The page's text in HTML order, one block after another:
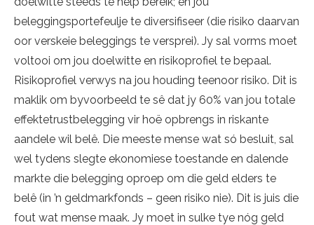
beleggingsportefeulje te diversifiseer (die risiko daarvan
oor verskeie beleggings te versprei). Jy sal vorms moet
voltooi om jou doelwitte en risikoprofiel te bepaal.
Risikoprofiel verwys na jou houding teenoor risiko. Dit is
maklik om byvoorbeeld te sê dat jy 60% van jou totale
effektetrustbelegging vir hoë opbrengs in riskante
aandele wil belê. Die meeste mense wat só besluit, sal
wel tydens slegte ekonomiese toestande en dalende
markte die belegging oproep om die geld elders te
belê (in ’n geldmarkfonds – geen risiko nie). Dit is juis die
fout wat mense maak. Jy moet in sulke tye nóg geld